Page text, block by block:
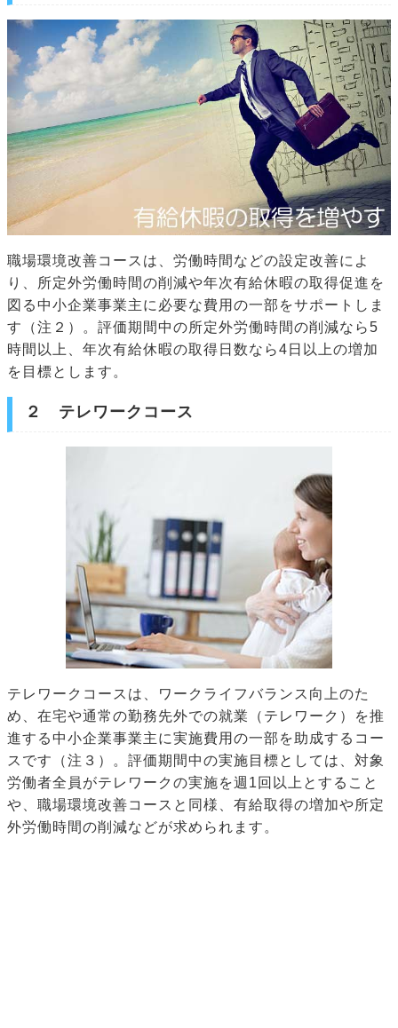
職場環境改善コースは、労働時間などの設定改善によ
り、所定外労働時間の削減や年次有給休暇の取得促進を
図る中小企業事業主に必要な費用の一部をサポートしま
す（注２）。評価期間中の所定外労働時間の削減なら5
時間以上、年次有給休暇の取得日数なら4日以上の増加
を目標とします。
２ テレワークコース
テレワークコースは、ワークライフバランス向上のた
め、在宅や通常の勤務先外での就業（テレワーク）を推
進する中小企業事業主に実施費用の一部を助成するコー
スです（注３）。評価期間中の実施目標としては、対象
労働者全員がテレワークの実施を週1回以上とすること
や、職場環境改善コースと同様、有給取得の増加や所定
外労働時間の削減などが求められます。